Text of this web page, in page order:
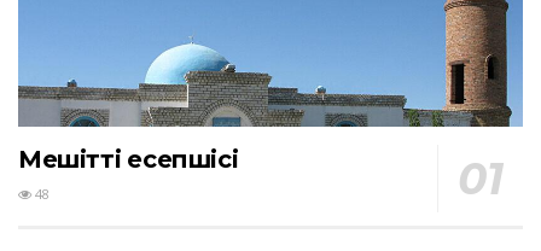
Мешіттің есепшісі
48